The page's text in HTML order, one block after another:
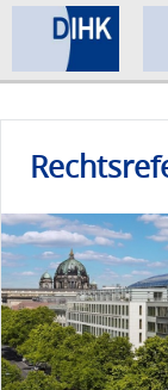
Datenschutz
Impressum